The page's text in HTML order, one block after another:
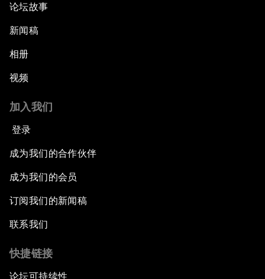
论坛故事
新闻稿
相册
视频
加入我们
登录
成为我们的合作伙伴
成为我们的会员
订阅我们的新闻稿
联系我们
快捷链接
论坛可持续性